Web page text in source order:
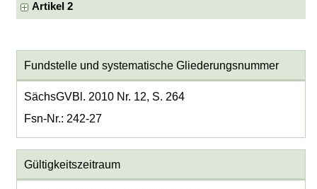
Artikel 2
Fundstelle und systematische Gliederungsnummer
SächsGVBl. 2010 Nr. 12, S. 264
Fsn-Nr.: 242-27
Gültigkeitszeitraum